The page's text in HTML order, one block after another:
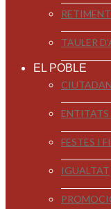
TAULER
EL POBLE
ENTITATS
FESTES I
IGUALTAT